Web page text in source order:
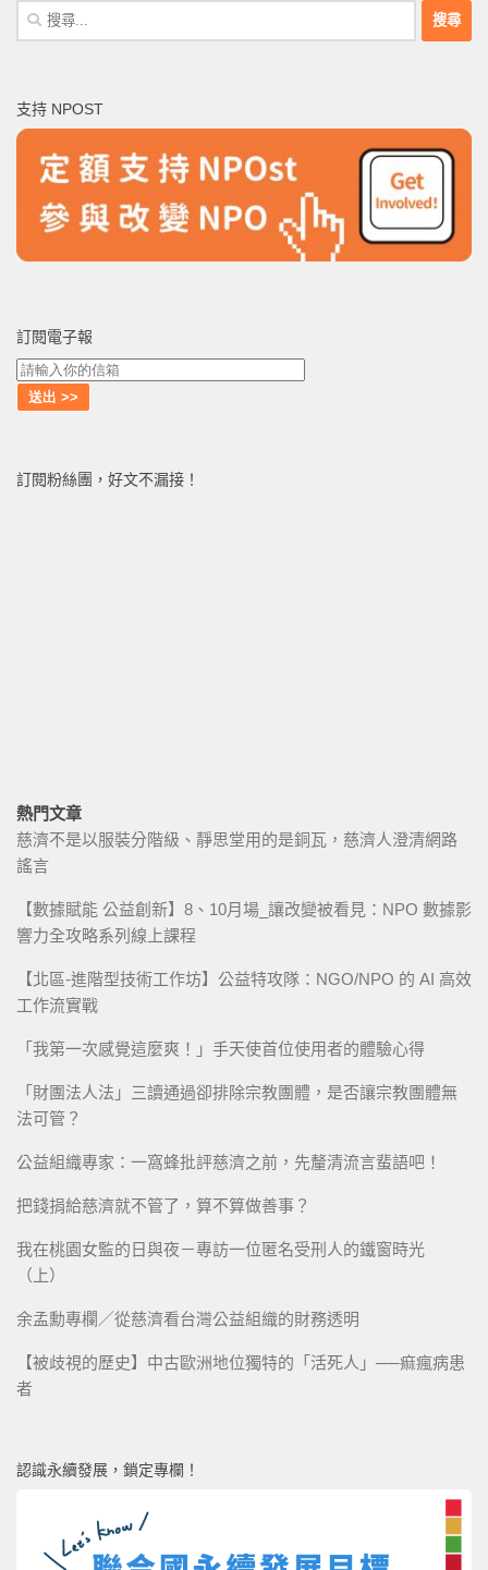
搜
尋
字:
支持 NPOST
訂閱電子報
訂閱粉絲團，好文不漏接！
熱門文章
慈濟不是以服裝分階級、靜思堂用的是銅瓦，慈濟人澄清網路
謠言
【數據賦能 公益創新】8、10月場_讓改變被看見：NPO 數據影
響力全攻略系列線上課程
【北區-進階型技術工作坊】公益特攻隊：NGO/NPO 的 AI 高效
工作流實戰
「我第一次感覺這麼爽！」手天使首位使用者的體驗心得
「財團法人法」三讀通過卻排除宗教團體，是否讓宗教團體無
法可管？
公益組織專家：一窩蜂批評慈濟之前，先釐清流言蜚語吧！
把錢捐給慈濟就不管了，算不算做善事？
我在桃園女監的日與夜－專訪一位匿名受刑人的鐵窗時光
（上）
余孟勳專欄／從慈濟看台灣公益組織的財務透明
【被歧視的歷史】中古歐洲地位獨特的「活死人」──痲瘋病患
者
認識永續發展，鎖定專欄！